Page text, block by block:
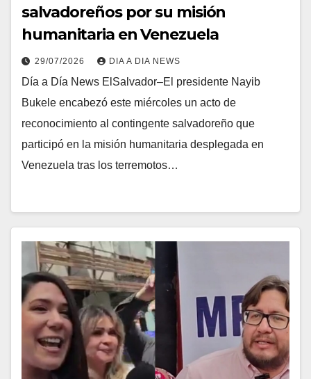
salvadoreños por su misión
humanitaria en Venezuela
29/07/2026 DIA A DIA NEWS
Día a Día News ElSalvador–El presidente Nayib
Bukele encabezó este miércoles un acto de
reconocimiento al contingente salvadoreño que
participó en la misión humanitaria desplegada en
Venezuela tras los terremotos…